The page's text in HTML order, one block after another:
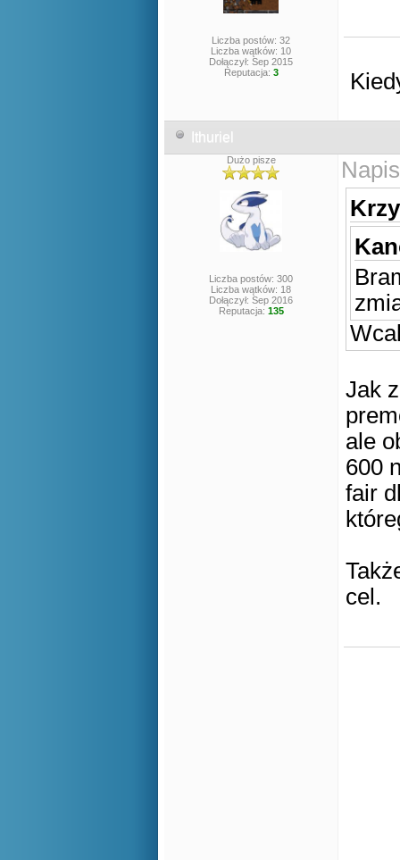
Liczba postów: 32
Liczba wątków: 10
Dołączył: Sep 2015
Reputacja: 3
Ithuriel
Dużo pisze
Liczba postów: 300
Liczba wątków: 18
Dołączył: Sep 2016
Reputacja: 135
Jak
ale
600
fair
cel.